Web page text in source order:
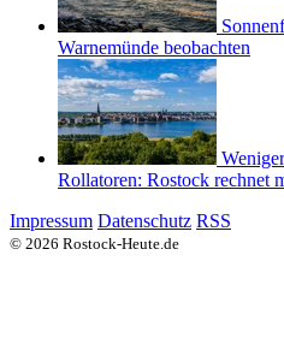
Warnemünde beobachten
Rollatoren: Rostock rechnet
Impressum Datenschutz RSS
© 2026 Rostock-Heute.de